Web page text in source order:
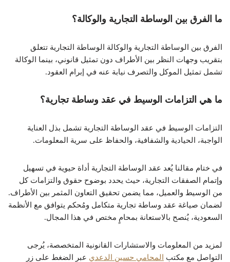
ما الفرق بين الوساطة التجارية والوكالة؟
الفرق بين الوساطة التجارية والوكالة الوساطة التجارية تتعلق
بتقريب وجهات النظر بين الأطراف دون تمثيل قانوني، بينما الوكالة
تشمل تمثيل الموكل والتصرف نيابة عنه في إبرام العقود.
ما هي التزامات الوسيط في عقد وساطة تجارية؟
التزامات الوسيط في عقد الوساطة التجارية تشمل بذل العناية
الواجبة، الحيادية والشفافية، والحفاظ على سرية المعلومات.
في ختام مقالنا يُعد عقد الوساطة التجارية أداة حيوية في تسهيل
وإتمام الصفقات التجارية، حيث يحدد بوضوح حقوق والتزامات كل
من الوسيط والعميل، مما يضمن تحقيق التعاون المثمر بين الأطراف.
لضمان صياغة عقد وساطة تجارية متكامل ومُحكم يتوافق مع الأنظمة
السعودية، يُنصح بالاستعانة بمحامٍ مختص في هذا المجال.
لمزيد من المعلومات والاستشارات القانونية المتخصصة، يُرجى
التواصل مع مكتب
المحامي حسين الدعدي عبر الضغط على زر